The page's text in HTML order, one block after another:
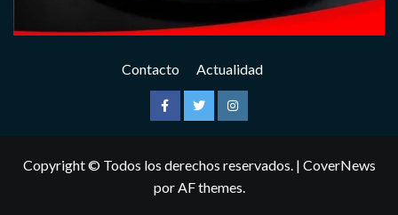
Contacto Actualidad
FacebookTwitterInstagram
Copyright © Todos los derechos reservados. | CoverNews
por AF themes.